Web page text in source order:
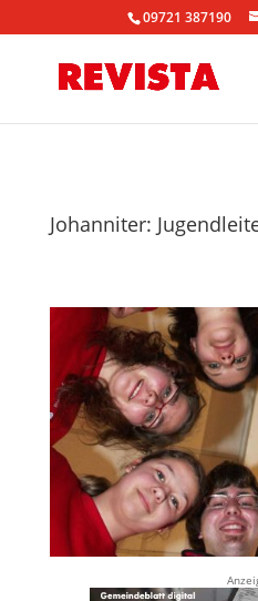
09721 387190
Johanniter: